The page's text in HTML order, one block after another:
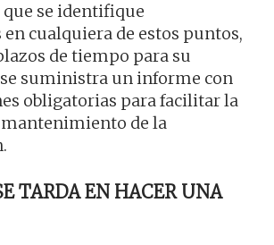
que se identifique
en cualquiera de estos puntos,
de tiempo para su
suministra un informe con
obligatorias para facilitar la
de la
TARDA EN HACER UNA